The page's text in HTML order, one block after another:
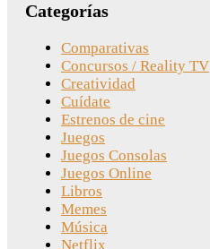
Categorías
Comparativas
Concursos / Reality TV
Creatividad
Cuídate
Estrenos de cine
Juegos
Juegos Consolas
Juegos Online
Libros
Memes
Música
Netflix